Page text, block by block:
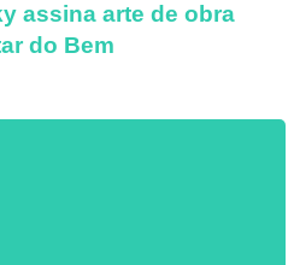
assina arte de obra
do Bem